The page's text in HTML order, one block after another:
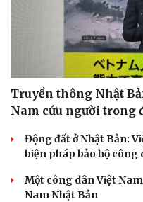
Doanh nghiệp
Thông tin doanh nghiệp
Doanh nhân
Vì cộng đồng
Truyền thông Nhật
Nam cứu người trong
Động đất ở Nhật Bản:
biện pháp bảo hộ công
Một công dân Việt
Nam Nhật Bản